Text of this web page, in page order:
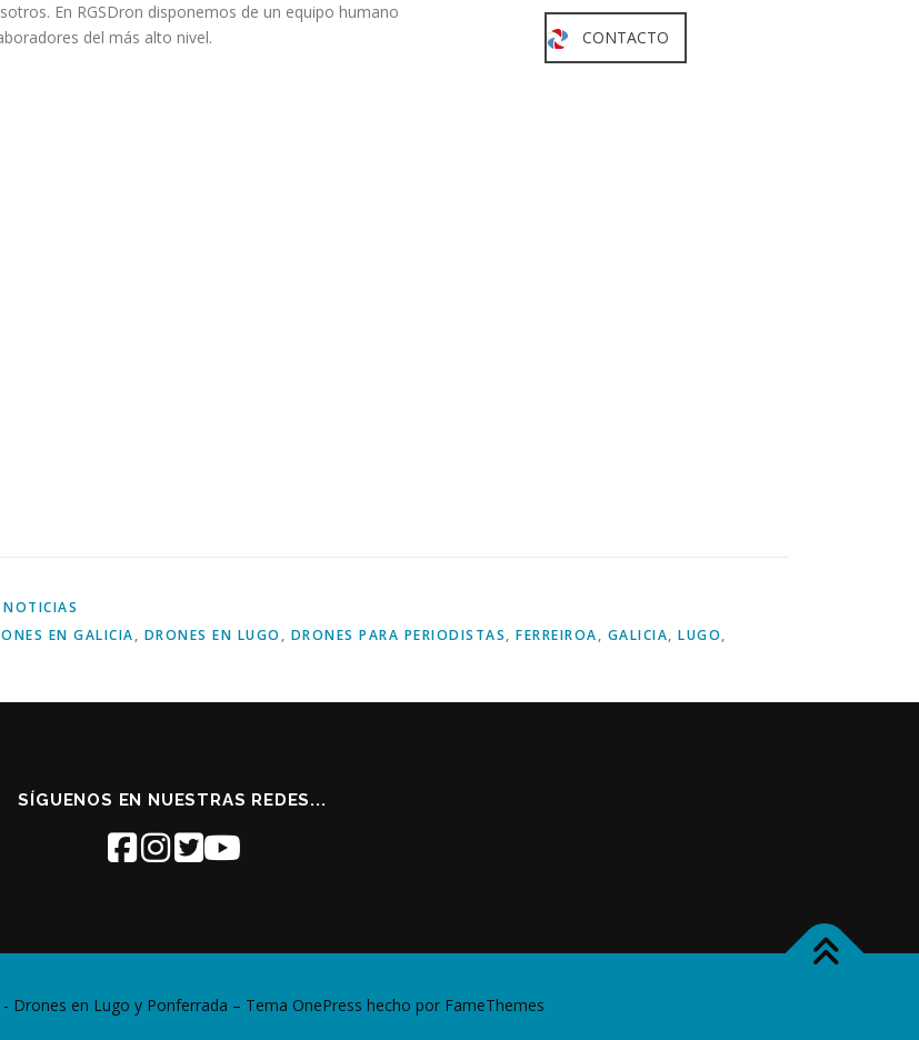
En RGSDron disponemos de un equipo humano
del más alto nivel.
CONTACTO
EN GALICIA, DRONES EN LUGO , DRONES PARA PERIODISTAS, FERREIROA, GALICIA, LUGO,
SÍGUENOS EN NUESTRAS REDES...
Drones en Lugo y Ponferrada – Tema OnePress hecho por FameThemes